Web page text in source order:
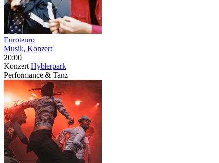
Euroteuro
Musik, Konzert
20:00
Konzert Hyblerpark
Performance & Tanz